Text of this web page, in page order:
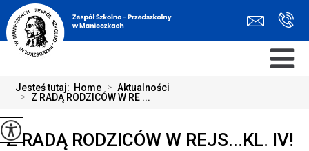
Jesteś tutaj: Home > Aktualności
> Z RADĄ RODZICÓW W RE ...
Z RADĄ RODZICÓW W REJS...KL. IV!